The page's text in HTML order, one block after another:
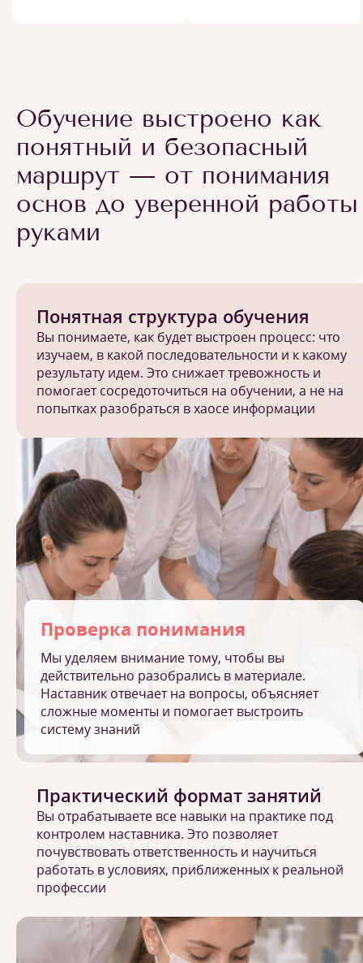
Обучение выстроено как
понятный и безопасный
маршрут — от понимания
основ до уверенной работы
руками
Понятная структура обучения
Вы понимаете, как будет выстроен процесс: что
изучаем, в какой последовательности и к какому
результату идем. Это снижает тревожность и
помогает сосредоточиться на обучении, а не на
попытках разобраться в хаосе информации
Проверка понимания
Мы уделяем внимание тому, чтобы вы
действительно разобрались в материале.
Наставник отвечает на вопросы, объясняет
сложные моменты и помогает выстроить
систему знаний
Практический формат занятий
Вы отрабатываете все навыки на практике под
контролем наставника. Это позволяет
почувствовать ответственность и научиться
работать в условиях, приближенных к реальной
профессии